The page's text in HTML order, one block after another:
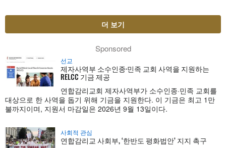
더 보기
Sponsored
선교
제자사역부 소수인종·민족 교회 사역을 지원하는
RELCC 기금 제공
연합감리교회 제자사역부가 소수인종·민족 교회를
대상으로 한 사역을 돕기 위해 기금을 지원한다. 이 기금은 최고 1만
불까지이며, 지원서 마감일은 2026년 9월 13일이다.
사회적 관심
연합감리교 사회부, ‘한반도 평화법안’ 지지 촉구